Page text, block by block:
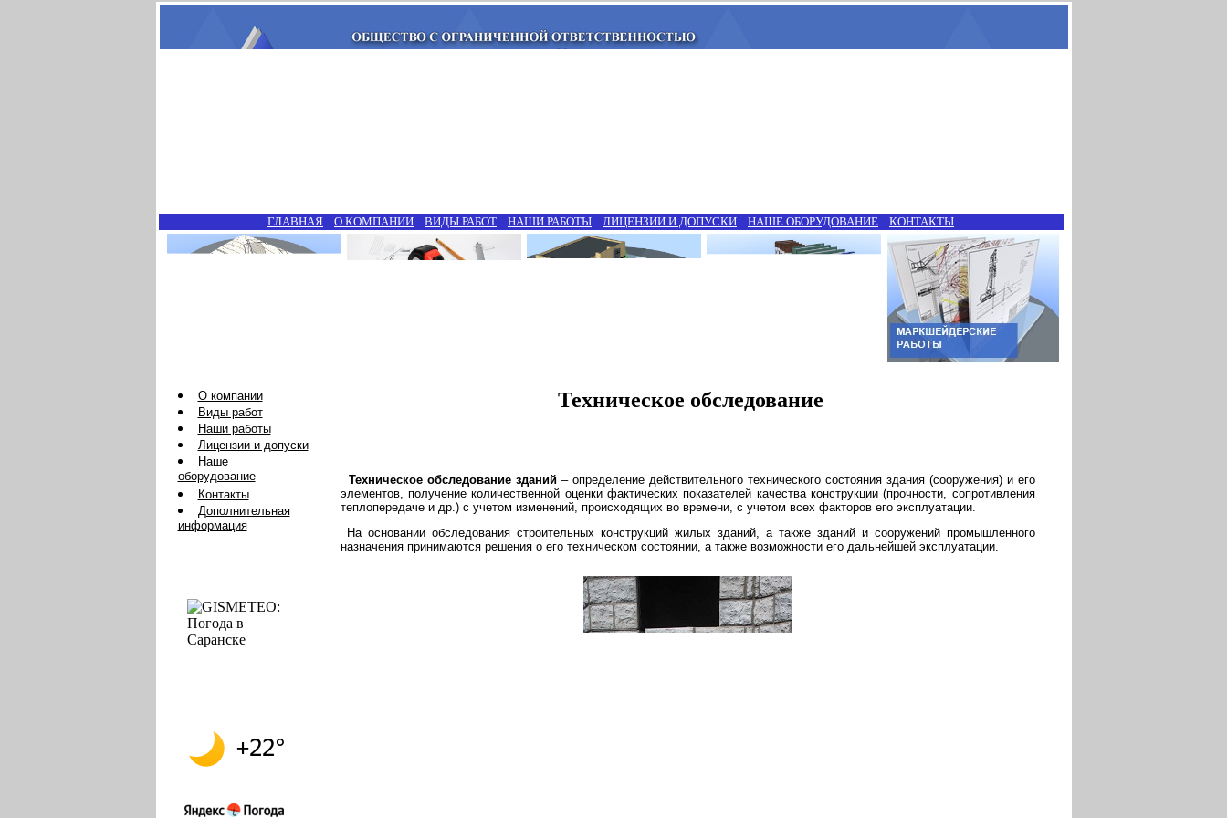
ГЛАВНАЯ О КОМПАНИИ ВИДЫ РАБОТ НАШИ РАБОТЫ ЛИЦЕНЗИИ И ДОПУСКИ НАШЕ ОБОРУДОВАНИЕ КОНТАКТЫ
О компании
Виды работ
Наши работы
Лицензии и допуски
Наше
оборудование
Контакты
Дополнительная
информация
Техническое обследование
Техническое обследование зданий– определение действительного технического состояния здания (сооружения) и его
элементов, получение количественной оценки фактических показателей качества конструкции (прочности, сопротивления
теплопередаче и др.) с учетом изменений, происходящих во времени, с учетом всех факторов его эксплуатации.
На основании обследования строительных конструкций жилых зданий, а также зданий и сооружений промышленного
назначения принимаются решения о его техническом состоянии, а также возможности его дальнейшей эксплуатации.